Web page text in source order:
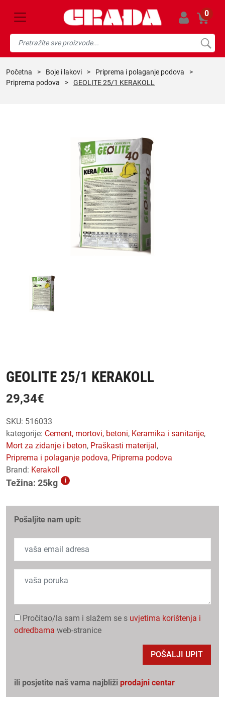
0
početna > boje i lakovi > priprema i polaganje podova
>
priprema podova
> GEOLITE 25/1 KERAKOLL
GEOLITE 25/1 KERAKOLL
29,34€
SKU: 516033
kategorije:
cement, mortovi, betoni, keramika i sanitarije,
mort za zidanje i beton, praškasti materijal,
priprema i polaganje podova,
priprema podova
Brand: Kerakoll
Težina: 25kg i
Pošaljite nam upit:
Pročitao/la sam i slažem se s uvjetima korištenja i
odredbama web-stranice
POŠALJI UPIT
ili posjetite naš vama najbliži prodajni centar